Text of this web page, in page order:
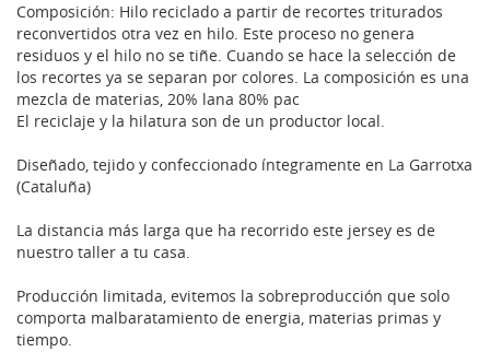
Composición: Hilo reciclado a partir de recortes triturados
reconvertidos otra vez en hilo. Este proceso no genera
residuos y el hilo no se tiñe. Cuando se hace la selección de
los recortes ya se separan por colores. La composición es una
mezcla de materias, 20% lana 80% pac
El reciclaje y la hilatura son de un productor local.
Diseñado, tejido y confeccionado íntegramente en La Garrotxa
(Cataluña)
La distancia más larga que ha recorrido este jersey es de
nuestro taller a tu casa.
Producción limitada, evitemos la sobreproducción que solo
comporta malbaratamiento de energia, materias primas y
tiempo.